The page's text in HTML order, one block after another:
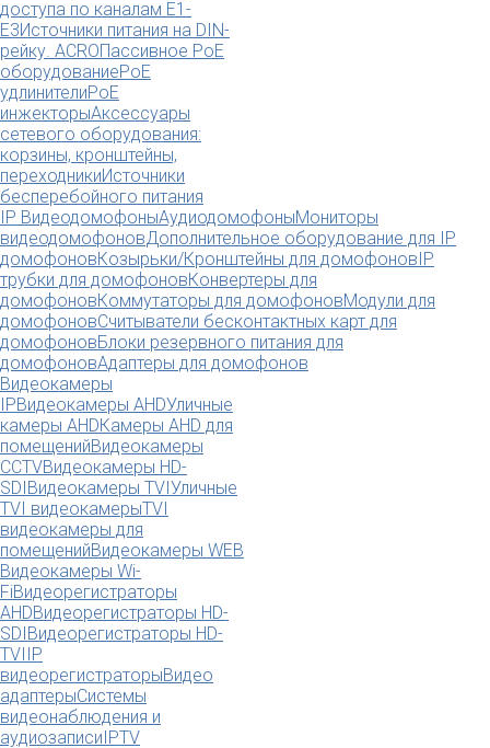
доступа по каналам E1-
E3Источники питания на DIN-
рейку. ACROПассивное PoE
оборудованиеPoE
удлинителиPoE
инжекторыАксессуары
сетевого оборудования:
корзины, кронштейны,
переходникиИсточники
бесперебойного питания
IP ВидеодомофоныАудиодомофоныМониторы
видеодомофоновДополнительное оборудование для IP
домофоновКозырьки/Кронштейны для домофоновIP
трубки для домофоновКонвертеры для
домофоновКоммутаторы для домофоновМодули для
домофоновСчитыватели бесконтактных карт для
домофоновБлоки резервного питания для
домофоновАдаптеры для домофонов
Видеокамеры
IPВидеокамеры AHDУличные
камеры AHDКамеры AHD для
помещенийВидеокамеры
CCTVВидеокамеры HD-
SDIВидеокамеры TVIУличные
TVI видеокамерыTVI
видеокамеры для
помещенийВидеокамеры WEB
Видеокамеры Wi-
FiВидеорегистраторы
AHDВидеорегистраторы HD-
SDIВидеорегистраторы HD-
TVI IP
видеорегистраторыВидео
адаптерыСистемы
видеонаблюдения и
аудиозаписиIPTV